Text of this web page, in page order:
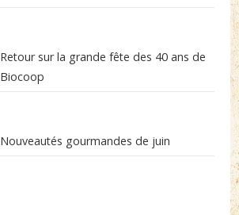
Retour sur la grande fête des 40 ans de
Biocoop
Nouveautés gourmandes de juin